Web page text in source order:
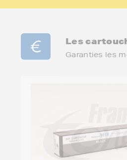
Les
Garanties les